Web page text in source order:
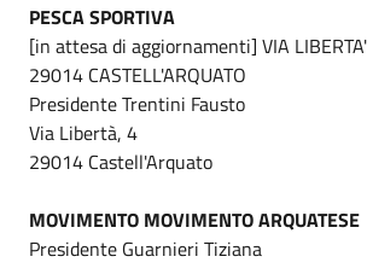
PESCA SPORTIVA
[in attesa di aggiornamenti] VIA LIBERTA'
29014 CASTELL'ARQUATO
Presidente Trentini Fausto
Via Libertà, 4
29014 Castell'Arquato
MOVIMENTO MOVIMENTO ARQUATESE
Presidente Guarnieri Tiziana